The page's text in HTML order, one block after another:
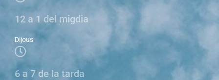
12 a 1 del migdia
Dijous
6 a 7 de la tarda